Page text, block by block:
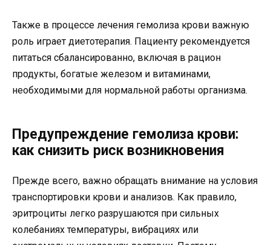
Также в процессе лечения гемолиза крови важную
роль играет диетотерапия. Пациенту рекомендуется
питаться сбалансированно, включая в рацион
продукты, богатые железом и витаминами,
необходимыми для нормальной работы организма.
Предупреждение гемолиза крови:
как снизить риск возникновения
Прежде всего, важно обращать внимание на условия
транспортировки крови и анализов. Как правило,
эритроциты легко разрушаются при сильных
колебаниях температуры, вибрациях или